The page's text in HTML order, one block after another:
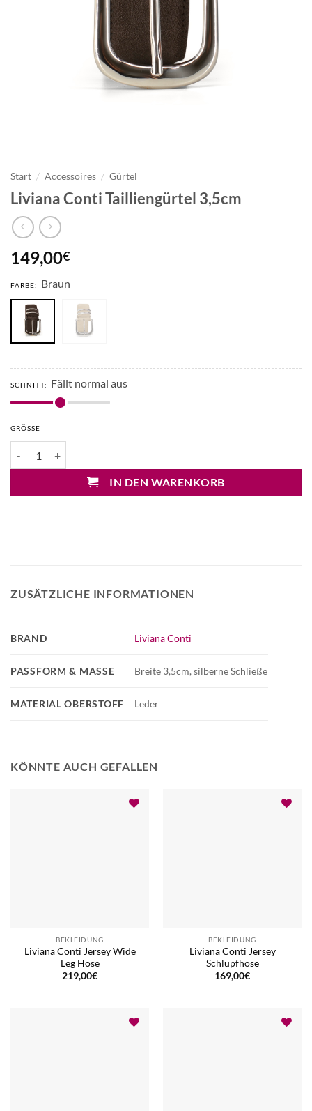
Start / Accessoires / Gürtel
Liviana Conti Tailliengürtel 3,5cm
149,00€
FARBE: Braun
SCHNITT: Fällt normal aus
GRÖSSE
IN DEN WARENKORB
ZUSÄTZLICHE INFORMATIONEN
MATERIAL OBERSTOFF Leder
BRAND Liviana Conti
PASSFORM & MASSE Breite 3,5cm, silberne Schließe
KÖNNTE AUCH GEFALLEN
BEKLEIDUNG
Liviana Conti Jersey Wide
Leg Hose
219,00€
BEKLEIDUNG
Liviana Conti Jersey
Schlupfhose
169,00€